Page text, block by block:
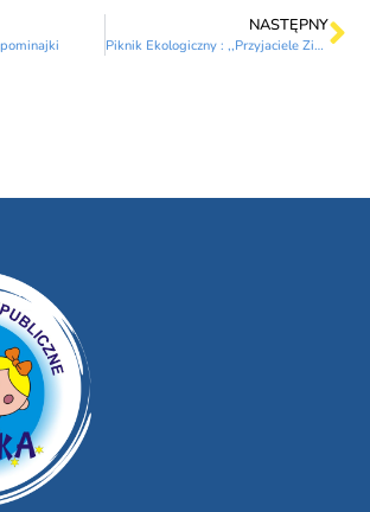
NASTĘPNY
Piknik Ekologiczny : ,,Przyjaciele Ziemi”